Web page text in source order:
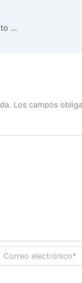
«Equilibrios en democracia monitorizada”, artículo escrito por el Consejero Marco Antonio Baños, en El Economista
Los campos